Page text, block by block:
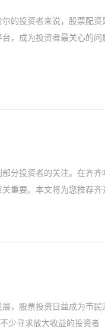
的投资者来说，股票配资
，成为投资者最关心的问
分投资者的关注。在齐齐
重要。本文将为您推荐齐
，股票投资日益成为市民
少寻求放大收益的投资者